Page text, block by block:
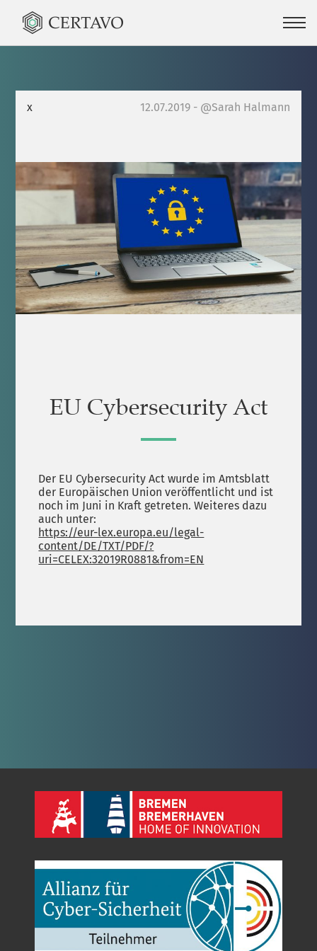
x 12.07.2019 - @Sarah Halmann
EU Cybersecurity Act
Der EU Cybersecurity Act wurde im Amtsblatt
der Europäischen Union veröffentlicht und ist
noch im Juni in Kraft getreten. Weiteres dazu
auch unter:
https://eur-lex.europa.eu/legal-
content/DE/TXT/PDF/?
uri=CELEX:32019R0881&from=EN